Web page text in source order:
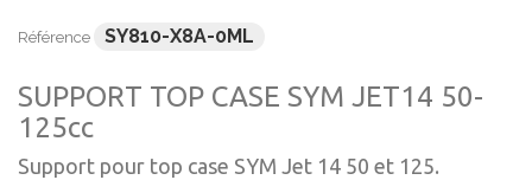
Référence SY810-X8A-0ML
SUPPORT TOP CASE SYM JET14 50-
125cc
Support pour top case SYM Jet 14 50 et 125.